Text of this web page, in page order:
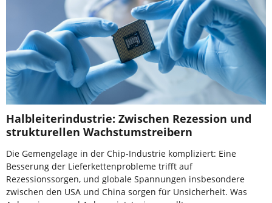
Halbleiterindustrie: Zwischen Rezession und
strukturellen Wachstumstreibern
Die Gemengelage in der Chip-Industrie kompliziert: Eine
Besserung der Lieferkettenprobleme trifft auf
Rezessionssorgen, und globale Spannungen insbesondere
zwischen den USA und China sorgen für Unsicherheit. Was